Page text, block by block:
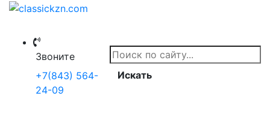
Звоните
+7(843) 564-
24-09
Искать